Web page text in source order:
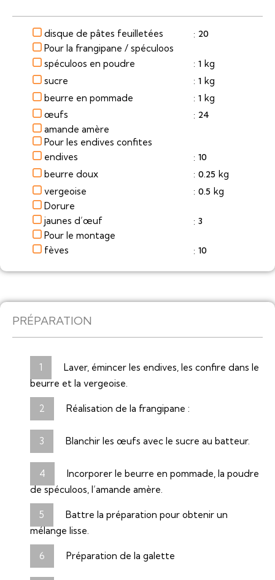
disque de pâtes feuilletées : 20
Pour la frangipane / spéculoos
spéculoos en poudre
: 1 kg
sucre
: 1 kg
beurre en pommade
: 1 kg
œufs
: 24
amande amère
Pour les endives confites
endives
: 10
beurre doux : 0.25 kg
vergeoise
: 0.5 kg
Dorure
jaunes d’œuf
: 3
Pour le montage
fèves
: 10
PRÉPARATION
Laver, émincer les endives, les confire dans le
beurre et la vergeoise.
Réalisation de la frangipane :
Blanchir les œufs avec le sucre au batteur.
Incorporer le beurre en pommade, la poudre
de spéculoos, l’amande amère.
Battre la préparation pour obtenir un
mélange lisse.
Préparation de la galette